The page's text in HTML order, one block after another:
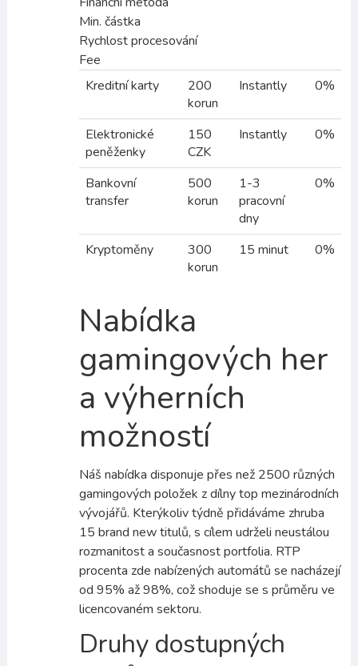
Min. částka
Rychlost procesování
Fee
Kreditní karty
200
korun
Instantly 0%
Elektronické
peněženky
150
CZK
Instantly 0%
Bankovní
transfer
500
korun
1-3
pracovní
dny
0%
Kryptoměny
300
korun
15 minut 0%
Nabídka
gamingových her
a výherních
možností
Náš nabídka disponuje přes než 2500 různých
gamingových položek z dílny top mezinárodních
vývojářů. Kterýkoliv týdně přidáváme zhruba
15 brand new titulů, s cílem udrželi neustálou
rozmanitost a současnost portfolia. RTP
procenta zde nabízených automátů se nacházejí
od 95% až 98%, což shoduje se s průměru ve
licencovaném sektoru.
Druhy dostupných